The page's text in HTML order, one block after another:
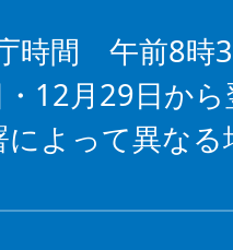
時間 午前8時
・12月29日か
によって異な